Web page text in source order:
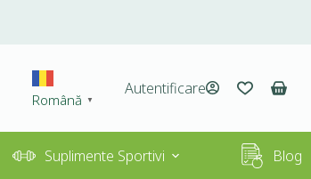
Română ▼
Autentificare
Suplimente Sportivi Blog